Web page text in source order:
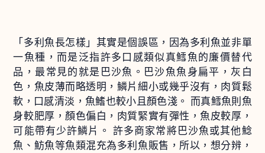
「多利魚長怎樣」其實是個誤區，因為多利魚並非單
一魚種，而是泛指許多口感類似真鱈魚的廉價替代
品，最常見的就是巴沙魚。巴沙魚魚身扁平，灰白
色，魚皮薄而略透明，鱗片細小或幾乎沒有，肉質鬆
軟，口感清淡，魚鰭也較小且顏色淺。 而真鱈魚則魚
身較肥厚，顏色偏白，肉質緊實有彈性，魚皮較厚，
可能帶有少許鱗片。 許多商家常將巴沙魚或其他鯰
魚、魴魚等魚類混充為多利魚販售，所以，想分辨，